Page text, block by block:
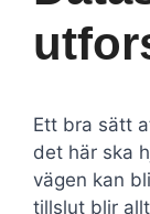
Ett bra sätt
det här ska
vägen kan
tillslut blir